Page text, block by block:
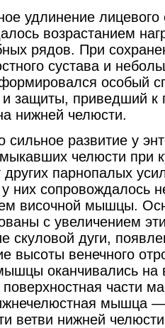
удлинение лицевого
возрастанием
рядов. При
сустава и
особый
и защиты, приведший к
нижней челюсти.
сильное развитие у
челюсти при
других парнопалых
у них сопровождалось
височной мышцы.
с увеличением
скуловой дуги,
высоты венечного
оканчивались на
поверхностная части
мышца
ветви нижней